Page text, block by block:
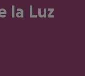
la Luz